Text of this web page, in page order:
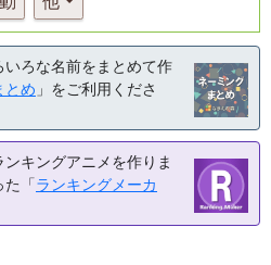
いろな名前をまとめて作
とめ 」をご利用くださ
ンキングアニメを作りま
た「ランキングメーカ